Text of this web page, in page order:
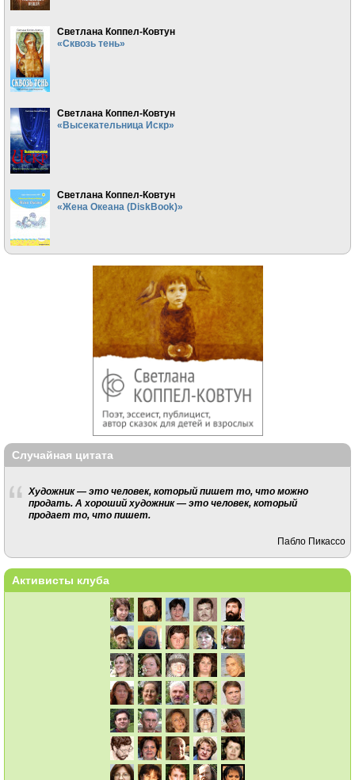
Светлана Коппел-Ковтун
«Сквозь тень»
Светлана Коппел-Ковтун
«Высекательница Искр»
Светлана Коппел-Ковтун
«Жена Океана (DiskBook)»
Случайная цитата
Художник — это человек, который пишет то, что можно
продать. А хороший художник — это человек, который
продает то, что пишет.
Пабло Пикассо
Активисты клуба